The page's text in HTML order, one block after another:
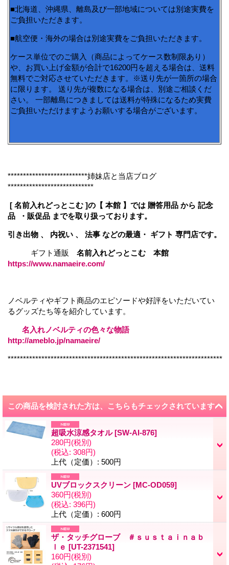
■北海道、沖縄県、離島及び一部地域については別途実費を
ご負担いただきます。
■航空便・海外の場合は別途実費をご負担いただきます。
ケース単位でのご購入（商品によってケース数制限あり）
や、お買い上げ金額が合計で16200円を超える場合は、送料
無料でご対応させていただきます。※送り先が一箇所の場合
に限ります。 送り先が複数になる場合は、別途ご相談くだ
さい。 一部離島につきましては送料が特殊になるため実費
ご負担いただけますようお願いする場合がございます。
**************************姉妹店と当店ブログ
****************************
[ 名前入れどっとこむ ]の【 本館 】では 贈答用品 から 記念
品 ・販促品 までを取り扱っております。
引き出物 、 内祝い 、 法事 などの最適・ ギフト 専門店です。
ギフト通販 名前入れどっとこむ 本館
https://www.namaeire.com/
ノベルティやギフト商品のエピソードや好評をいただいてい
るグッズたち等を紹介しています。
名入れノベルティの色々な物語
http://ameblo.jp/namaeire/
**********************************************************************
この商品を検討された方は、こちらもチェックされています
超吸水涼感タオル[SW-AI-876]
280円(税別)
(税込: 308円)
上代（定価） : 500円
UVブロックスクリーン [MC-OD059]
360円(税別)
(税込: 396円)
上代（定価） : 600円
ザ・タッチグローブ ＃ｓｕｓｔａｉｎａｂ
ｌｅ [UT-2371541]
160円(税別)